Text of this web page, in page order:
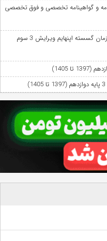
و گواهینامه تخصصی و فوق تخصصی
کتاب و حل المسائل پردازش سیگنالهای زمان گسسته اپنهایم ویرایش 3 سوم